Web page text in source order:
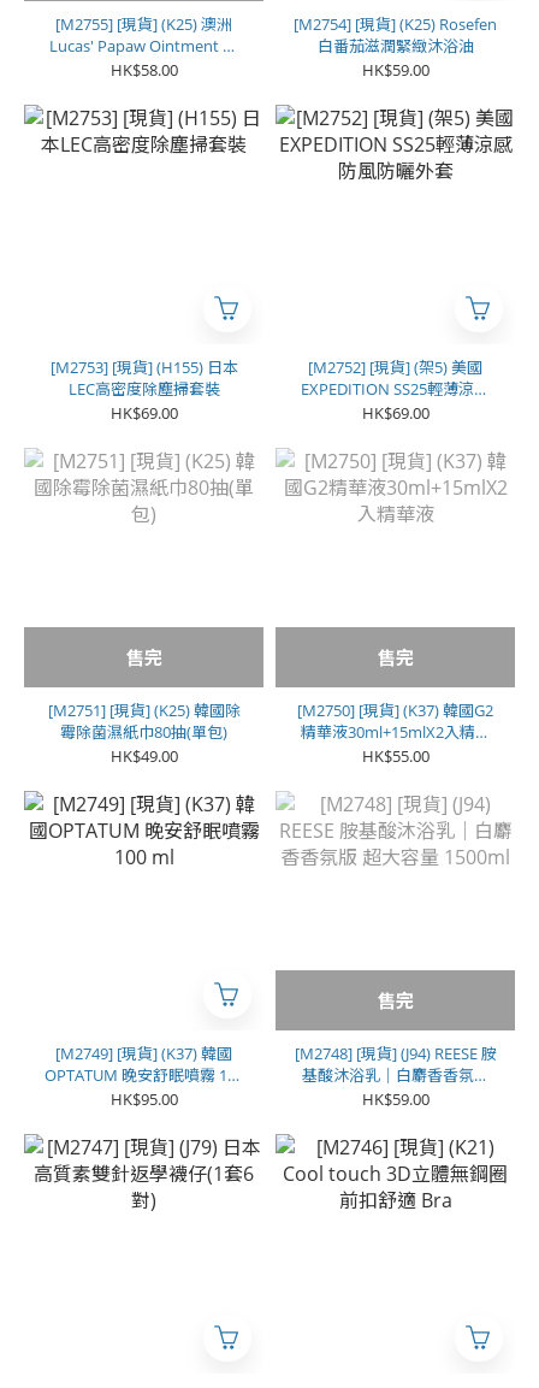
[M2755] [現貨] (K25) 澳洲
Lucas' Papaw Ointment 神
奇萬用木瓜霜 75g
HK$58.00
[M2754] [現貨] (K25) Rosefen
白番茄滋潤緊緻沐浴油
HK$59.00
[M2753] [現貨] (H155) 日本
LEC高密度除塵掃套裝
HK$69.00
[M2752] [現貨] (架5) 美國
EXPEDITION SS25輕薄涼感
防風防曬外套
HK$69.00
售完
[M2751] [現貨] (K25) 韓國除
霉除菌濕紙巾80抽(單包)
HK$49.00
售完
[M2750] [現貨] (K37) 韓國G2
精華液30ml+15mlX2入精華
液
HK$55.00
[M2749] [現貨] (K37) 韓國
OPTATUM 晚安舒眠噴霧 100
ml
HK$95.00
售完
[M2748] [現貨] (J94) REESE 胺
基酸沐浴乳｜白麝香香氛版
超大容量 1500ml
HK$59.00